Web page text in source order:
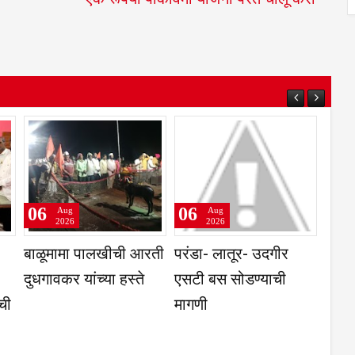
कृषिउत्पन्न बाजार समिती,
तुळजापूर ज्वारी व गहू या
06
Aug
2026
प्रवेश परीक्षांतील
टक्केवारी आणि
पर्सेंटाइलचा फरक समजून
06
Aug
2026